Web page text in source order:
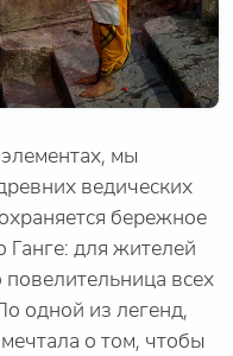
мы
ведических
бережное
для жителей
повелительница всех
одной из легенд,
о том, чтобы